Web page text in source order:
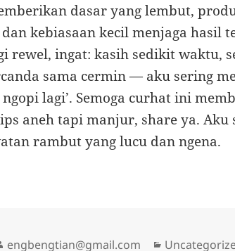
dasar yang lembut,
kebiasaan kecil menjaga hasil
rewel, ingat: kasih sedikit waktu,
sama cermin — aku sering
lagi’. Semoga curhat ini
aneh tapi manjur, share ya. Aku
rambut yang lucu dan ngena.
Author
engbengtian@gmail.com Categories